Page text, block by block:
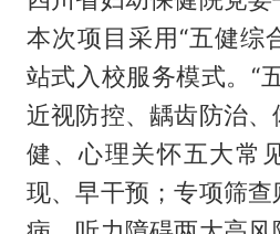
本次项目采用“五健综
站式入校服务模式。“
近视防控、龋齿防治
健、心理关怀五大常
现、早干预；专项筛